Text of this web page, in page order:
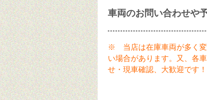
車両のお問い合わせや
※ 当店は在庫車両が多く変
い場合があります。又、各
せ・現車確認、大歓迎です！